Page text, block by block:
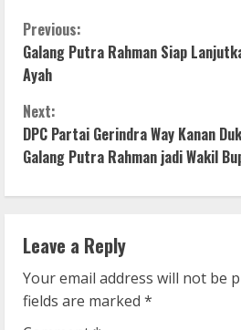
C
o
n
t
i
n
u
e
Previous:
Galang Putra Rahman Siap
Ayah
Next:
DPC Partai Gerindra Way Kanan
Galang Putra Rahman jadi Wakil
Leave a Reply
Your email address will not be
fields are marked *